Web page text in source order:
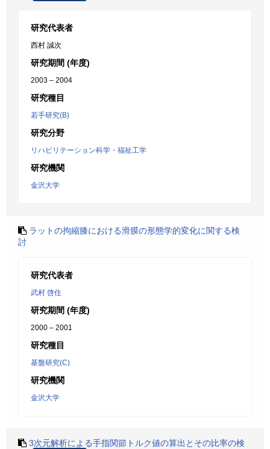
研究代表者
西村 誠次
研究期間 (年度)
2003 – 2004
研究種目
若手研究(B)
研究分野
リハビリテーション科学・福祉工学
研究機関
金沢大学
ラットの拘縮膝における滑膜の形態学的変化に関する検
討
研究代表者
武村 啓住
研究期間 (年度)
2000 – 2001
研究種目
基盤研究(C)
研究機関
金沢大学
3次元解析による手指関節トルク値の算出とその比率の検